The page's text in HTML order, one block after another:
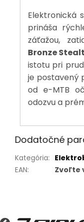
Elektronická
prináša
záťažou,
Bronze
istotu pri
je postavený
od e-MTB
odozvu a
Dodatočné
Kategória:
EAN: Zvoľte